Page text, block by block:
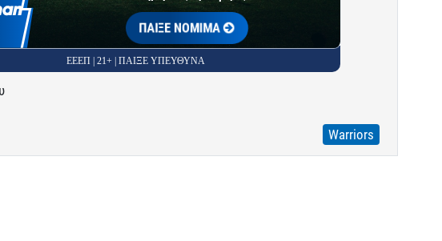
ΠΑΙΞΕ ΝΟΜΙΜΑ
ΕΕΕΠ | 21+ | ΠΑΙΞΕ ΥΠΕΥΘΥΝΑ
Warriors